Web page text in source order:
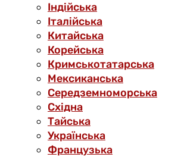
Індійська
Італійська
Китайська
Корейська
Кримськотатарська
Мексиканська
Середземноморська
Східна
Тайська
Українська
Французька